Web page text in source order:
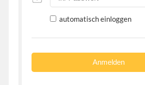
automatisch einloggen